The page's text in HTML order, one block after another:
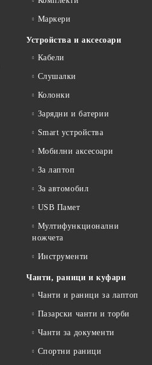
Маркери
Устройства и аксесоари
Кабели
Слушалки
Колонки
Зарядни и батерии
Smart устройства
Мобилни аксесоари
За лаптоп
За автомобил
USB Памет
Мултифункционални
ножчета
Инструменти
Чанти, раници и куфари
Чанти и раници за лаптоп
Пазарски чанти и торби
Чанти за документи
Спортни раници